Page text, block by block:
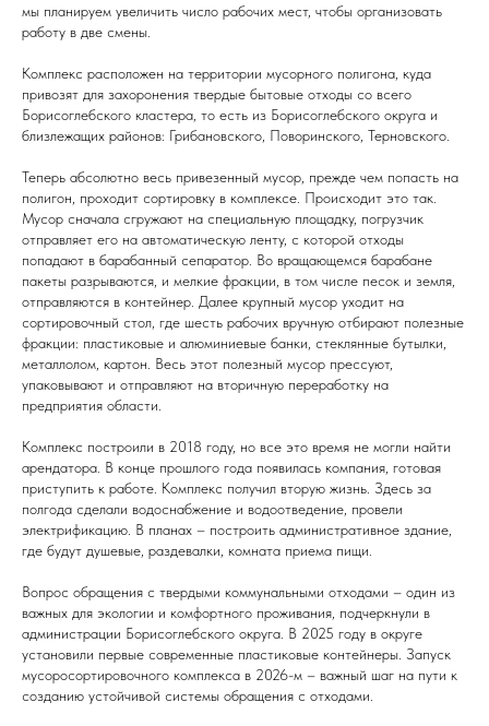
мы планируем увеличить число рабочих мест, чтобы организовать
работу в две смены.
Комплекс расположен на территории мусорного полигона, куда
привозят для захоронения твердые бытовые отходы со всего
Борисоглебского кластера, то есть из Борисоглебского округа и
близлежащих районов: Грибановского, Поворинского, Терновского.
Теперь абсолютно весь привезенный мусор, прежде чем попасть на
полигон, проходит сортировку в комплексе. Происходит это так.
Мусор сначала сгружают на специальную площадку, погрузчик
отправляет его на автоматическую ленту, с которой отходы
попадают в барабанный сепаратор. Во вращающемся барабане
пакеты разрываются, и мелкие фракции, в том числе песок и земля,
отправляются в контейнер. Далее крупный мусор уходит на
сортировочный стол, где шесть рабочих вручную отбирают полезные
фракции: пластиковые и алюминиевые банки, стеклянные бутылки,
металлолом, картон. Весь этот полезный мусор прессуют,
упаковывают и отправляют на вторичную переработку на
предприятия области.
Комплекс построили в 2018 году, но все это время не могли найти
арендатора. В конце прошлого года появилась компания, готовая
приступить к работе. Комплекс получил вторую жизнь. Здесь за
полгода сделали водоснабжение и водоотведение, провели
электрификацию. В планах – построить административное здание,
где будут душевые, раздевалки, комната приема пищи.
Вопрос обращения с твердыми коммунальными отходами – один из
важных для экологии и комфортного проживания, подчеркнули в
администрации Борисоглебского округа. В 2025 году в округе
установили первые современные пластиковые контейнеры. Запуск
мусоросортировочного комплекса в 2026-м – важный шаг на пути к
созданию устойчивой системы обращения с отходами.